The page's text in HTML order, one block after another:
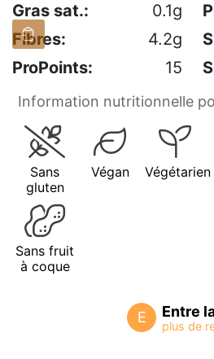
Gras sat.:
0.1g
Fibres:
4.2g
ProPoints:
15
Information nutritionnelle
Sans
gluten
Végan Végétarien
Sans fruit
à coque
E Entre